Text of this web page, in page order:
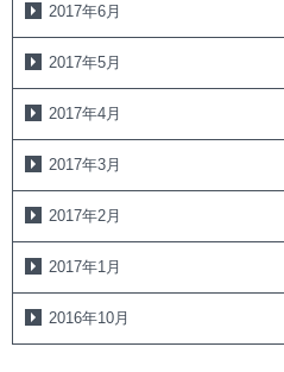
2017年6月
2017年5月
2017年4月
2017年3月
2017年2月
2017年1月
2016年10月